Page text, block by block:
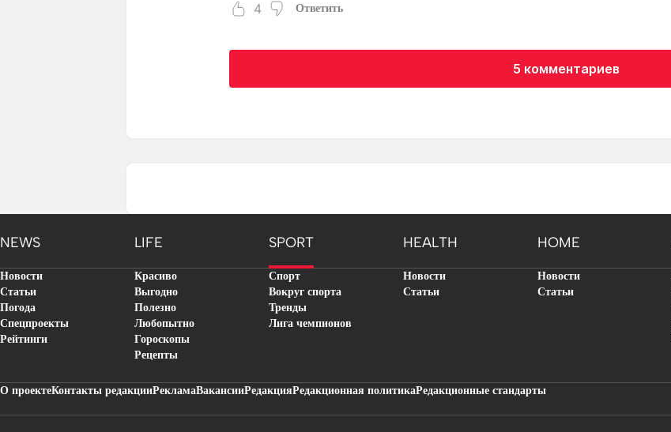
4
Ответить
5 комментариев
NEWS LIFE SPORT HEALTH HOME
Новости
Статьи
Погода
Спецпроекты
Рейтинги
Красиво
Выгодно
Полезно
Любопытно
Гороскопы
Рецепты
Спорт
Вокруг спорта
Тренды
Лига чемпионов
Новости
Статьи
Новости
Статьи
О проектеКонтакты редакцииРекламаВакансииРедакцияРедакционная политикаРедакционные стандарты